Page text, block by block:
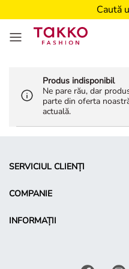
Caută
Produs indisponibil
Ne pare rău, dar
parte din oferta
actuală.
SERVICIUL CLIENȚI
COMPANIE
INFORMAȚII